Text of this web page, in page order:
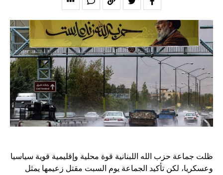
ظلت جماعة حزب الله اللبنانية قوة محلية وإقليمية قوية سياسيا
وعسكريا، لكن تأكيد الجماعة يوم السبت مقتل زعيمها يمثل